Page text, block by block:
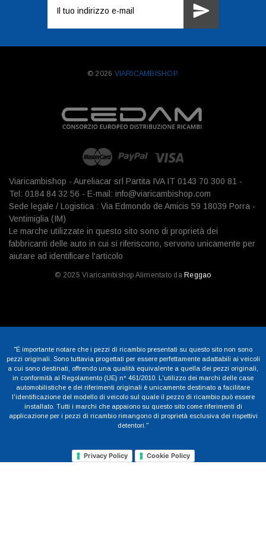
mail
© 2026 VIARICAMBISHOP.
Viaricambishop - Aureliacar srl Partita IVA IT 0143 70 300 81 -
Tel: 0184 84 32 56 - E-mail: info@viaricambishop.com
Sede legale / Logistica : Via Edmondo de Amicis 59 18039 Porra -
Ventimiglia (IM)
Le marche utilizzate in questo sito sono di proprietà dei
fabbricanti delle auto in cui si riferiscono, servono unicamente per
aiutare ad identificare l'articolo
© 2025 Viaricambishop Alimentato da Reggao
"È importante notare che i pezzi di ricambio presentati su questo sito non sono
pezzi originali. Sono tuttavia progettati per essere perfettamente adattabili ai veicoli
a cui sono destinati, offrendo una qualità equivalente a quella dei pezzi originali,
in conformità al Regolamento (UE) n° 461/2010. L'utilizzo dei marchi delle case
automobilistiche e dei riferimenti originali è unicamente destinato a facilitare
l'identificazione del modello di veicolo sul quale il pezzo di ricambio può essere
installato. Tutti i marchi che appaiono su questo sito come riferimenti di
applicazione per i pezzi di ricambio rimangono di proprietà esclusiva dei rispettivi
detentori."
Privacy Policy Cookie Policy